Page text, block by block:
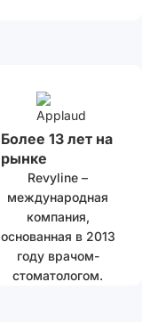
Более 13 лет на
рынке
Revyline –
международная
компания,
основанная в 2013
году врачом-
стоматологом.